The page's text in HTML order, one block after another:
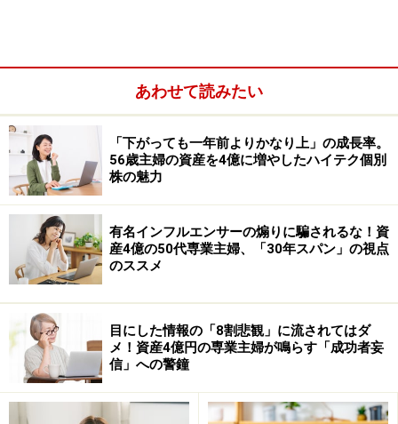
例えば、個人向け国債を購入した場合、日々の価格変動
を意識する場面はそれほど多くありません。一方で、債
券を組み入れた投資信託の場合は、保有している債券価
格の変動が基準価額に反映されるため、金利上昇局面で
は値下がりすることがあります。「債券は安全」と思わ
れがちですが、商品によって値動きの特徴は異なる点を
理解しておきたいところです。
また、一般的に満期までの期間が長い債券ほど、金利変
あわせて読みたい
「下がっても一年前よりかなり上」の成長率。
56歳主婦の資産を4億に増やしたハイテク個別
株の魅力
有名インフルエンサーの煽りに騙されるな！資
産4億の50代専業主婦、「30年スパン」の視点
のススメ
目にした情報の「8割悲観」に流されてはダ
メ！資産4億円の専業主婦が鳴らす「成功者妄
信」への警鐘